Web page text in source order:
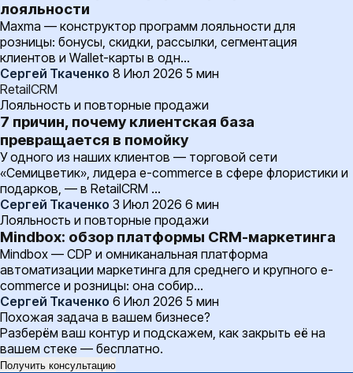
лояльности
Maxma — конструктор программ лояльности для
розницы: бонусы, скидки, рассылки, сегментация
клиентов и Wallet-карты в одн…
Сергей Ткаченко 8 Июл 2026 5 мин
RetailCRM
Лояльность и повторные продажи
7 причин, почему клиентская база
превращается в помойку
У одного из наших клиентов — торговой сети
«Семицветик», лидера e-commerce в сфере флористики и
подарков, — в RetailCRM …
Сергей Ткаченко 3 Июл 2026 6 мин
Лояльность и повторные продажи
Mindbox: обзор платформы CRM-маркетинга
Mindbox — CDP и омниканальная платформа
автоматизации маркетинга для среднего и крупного e-
commerce и розницы: она собир…
Сергей Ткаченко 6 Июл 2026 5 мин
Похожая задача в вашем бизнесе?
Разберём ваш контур и подскажем, как закрыть её на
вашем стеке — бесплатно.
Получить консультацию